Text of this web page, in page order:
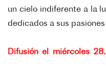
un cielo indiferente a la
dedicados a sus pasiones
Difusión el miércoles